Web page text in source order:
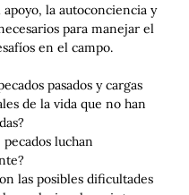
la autoconciencia y
para manejar el
en el campo.
pasados y cargas
de la vida que no han
luchan
las posibles dificultades